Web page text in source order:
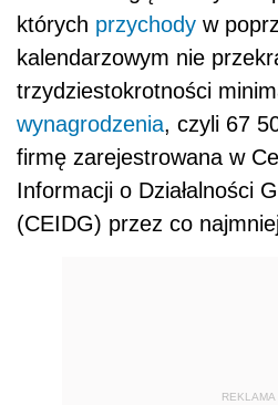
których przychody w
kalendarzowym nie
trzydziestokrotności
wynagrodzenia, czyli 67
firmę zarejestrowana w
Informacji o Działalności
(CEIDG) przez co
REKLAMA